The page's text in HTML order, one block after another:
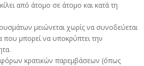
από άτομο σε άτομο και κατά τη
μειώνεται χωρίς να συνοδεύεται
που μπορεί να υποκρύπτει την
κρατικών παρεμβάσεων (όπως